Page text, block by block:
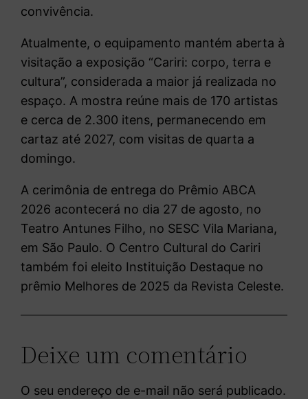
convivência.
Atualmente, o equipamento mantém aberta à
visitação a exposição “Cariri: corpo, terra e
cultura”, considerada a maior já realizada no
espaço. A mostra reúne mais de 170 artistas
e cerca de 2.300 itens, permanecendo em
cartaz até 2027, com visitas de quarta a
domingo.
A cerimônia de entrega do Prêmio ABCA
2026 acontecerá no dia 27 de agosto, no
Teatro Antunes Filho, no SESC Vila Mariana,
em São Paulo. O Centro Cultural do Cariri
também foi eleito Instituição Destaque no
prêmio Melhores de 2025 da Revista Celeste.
Deixe um comentário
O seu endereço de e-mail não será publicado.